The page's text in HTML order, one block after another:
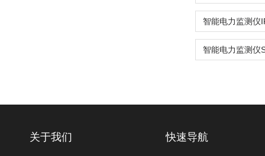
关于我们 快速导航